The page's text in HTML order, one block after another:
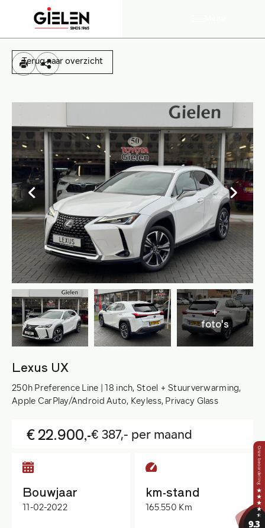
Terug naar overzicht
+
foto's
Lexus UX
250h Preference Line | 18 inch, Stoel + Stuurverwarming,
Apple CarPlay/Android Auto, Keyless, Privacy Glass
€ 22.900,-€ 387,- per maand
Bouwjaar
11-02-2022
km-stand
165.550 Km